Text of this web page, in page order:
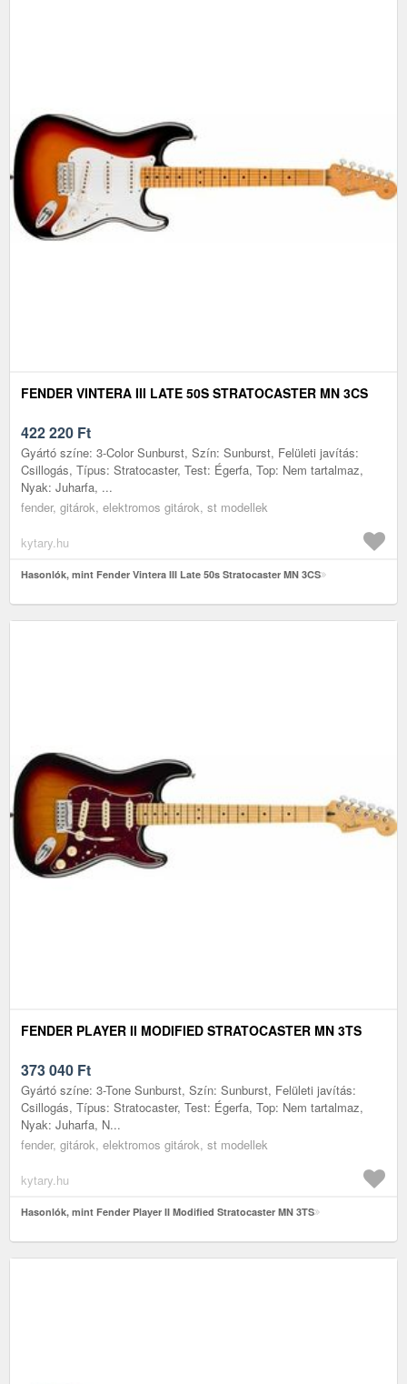
FENDER VINTERA III LATE 50S STRATOCASTER MN 3CS
422 220 Ft
Gyártó színe: 3-Color Sunburst, Szín: Sunburst, Felületi javítás:
Csillogás, Típus: Stratocaster, Test: Égerfa, Top: Nem tartalmaz,
Nyak: Juharfa, ...
fender, gitárok, elektromos gitárok, st modellek
kytary.hu
Hasonlók, mint Fender Vintera III Late 50s Stratocaster MN 3CS
FENDER PLAYER II MODIFIED STRATOCASTER MN 3TS
373 040 Ft
Gyártó színe: 3-Tone Sunburst, Szín: Sunburst, Felületi javítás:
Csillogás, Típus: Stratocaster, Test: Égerfa, Top: Nem tartalmaz,
Nyak: Juharfa, N...
fender, gitárok, elektromos gitárok, st modellek
kytary.hu
Hasonlók, mint Fender Player II Modified Stratocaster MN 3TS